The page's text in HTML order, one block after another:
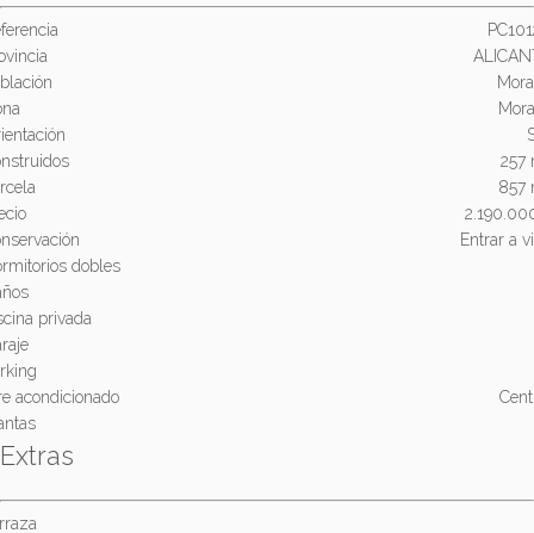
257
857
Entrar a
dobles
privada
acondicionado
Extras